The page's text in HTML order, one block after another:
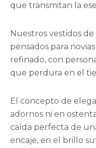
que transmitan la
Nuestros vestidos
pensados para
refinado, con
que perdura en el
El concepto de
adornos ni en
caída perfecta de
encaje, en el brillo